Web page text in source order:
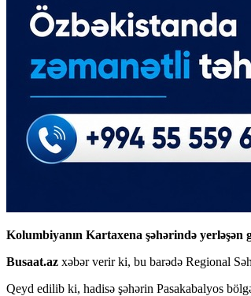
Kolumbiyanın Kartaxena şəhərində yerləşən
Busaat.az xəbər verir ki, bu barədə Regional
Qeyd edilib ki, hadisə şəhərin Pasakabalyos